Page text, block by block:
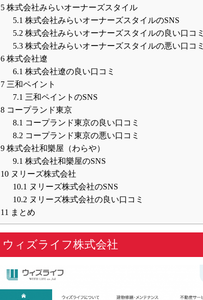
5 株式会社みらいオーナーズスタイル
5.1 株式会社みらいオーナーズスタイルのSNS
5.2 株式会社みらいオーナーズスタイルの良い口コミ
5.3 株式会社みらいオーナーズスタイルの悪い口コミ
6 株式会社遼
6.1 株式会社遼の良い口コミ
7 三和ペイント
7.1 三和ペイントのSNS
8 コープランド東京
8.1 コープランド東京の良い口コミ
8.2 コープランド東京の悪い口コミ
9 株式会社和樂屋（わらや）
9.1 株式会社和樂屋のSNS
10 ヌリーズ株式会社
10.1 ヌリーズ株式会社のSNS
10.2 ヌリーズ株式会社の良い口コミ
11 まとめ
ウィズライフ株式会社